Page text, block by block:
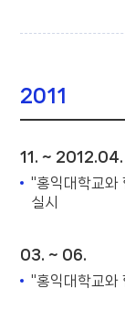
2011
11. ~ 2012.04.
"홍익대학교와
실시
03. ~ 06.
"홍익대학교와